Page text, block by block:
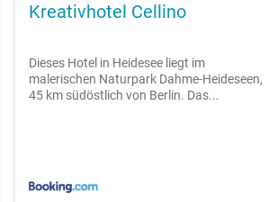
Kreativhotel Cellino
Dieses Hotel in Heidesee liegt im
malerischen Naturpark Dahme-Heideseen,
45 km südöstlich von Berlin. Das...